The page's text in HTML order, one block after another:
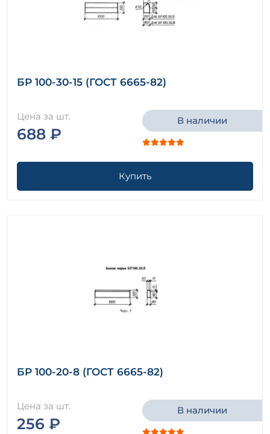
БР 100-30-15 (ГОСТ 6665-82)
Цена за шт.
688 ₽
В наличии
Купить
БР 100-20-8 (ГОСТ 6665-82)
Цена за шт.
256 ₽
В наличии